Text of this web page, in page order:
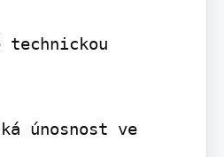
technickou
únosnost ve